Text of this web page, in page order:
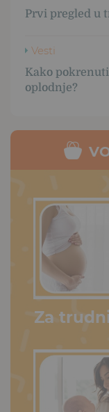
Prvi pregled u
Vesti
Kako
oplodnje?
Za